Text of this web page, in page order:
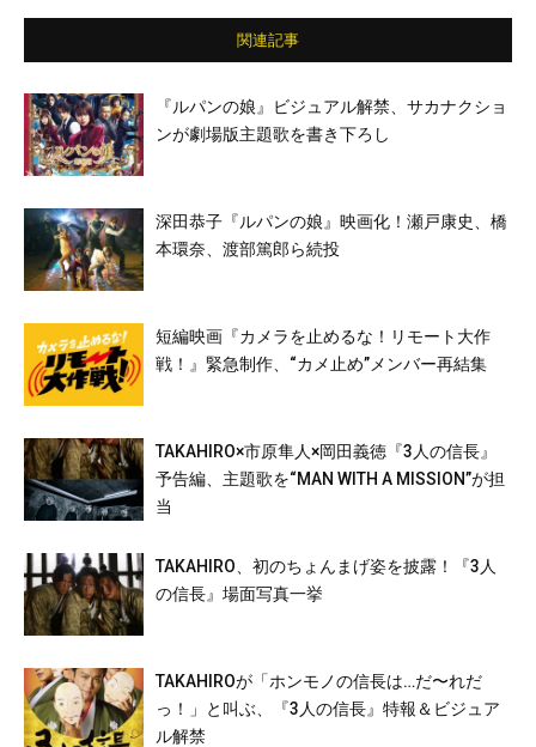
篤郎
関連記事
『ルパンの娘』ビジュアル解禁、サカナクショ
ンが劇場版主題歌を書き下ろし
深田恭子『ルパンの娘』映画化！瀬戸康史、橋
本環奈、渡部篤郎ら続投
短編映画『カメラを止めるな！リモート大作
戦！』緊急制作、“カメ止め”メンバー再結集
TAKAHIRO×市原隼人×岡田義徳『3人の信長』
予告編、主題歌を“MAN WITH A MISSION”が担
当
TAKAHIRO、初のちょんまげ姿を披露！『3人
の信長』場面写真一挙
TAKAHIROが「ホンモノの信長は…だ〜れだ
っ！」と叫ぶ、『3人の信長』特報＆ビジュア
ル解禁